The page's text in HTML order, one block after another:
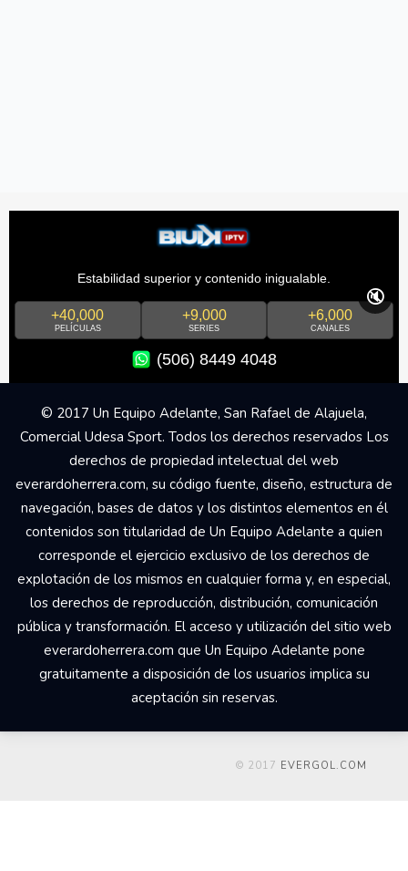
Estabilidad superior y contenido inigualable.
+40,000
PELÍCULAS
+9,000
SERIES
+6,000
CANALES
(506) 8449 4048
🔇
© 2017 Un Equipo Adelante, San Rafael de Alajuela,
Comercial Udesa Sport. Todos los derechos reservados Los
derechos de propiedad intelectual del web
everardoherrera.com, su código fuente, diseño, estructura de
navegación, bases de datos y los distintos elementos en él
contenidos son titularidad de Un Equipo Adelante a quien
corresponde el ejercicio exclusivo de los derechos de
explotación de los mismos en cualquier forma y, en especial,
los derechos de reproducción, distribución, comunicación
pública y transformación. El acceso y utilización del sitio web
everardoherrera.com que Un Equipo Adelante pone
gratuitamente a disposición de los usuarios implica su
aceptación sin reservas.
© 2017 EVERGOL.COM